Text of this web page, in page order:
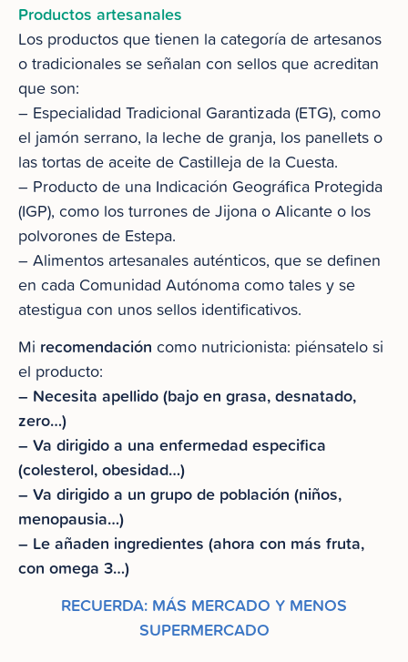
Productos artesanales
Los productos que tienen la categoría de artesanos
o tradicionales se señalan con sellos que acreditan
que son:
– Especialidad Tradicional Garantizada (ETG), como
el jamón serrano, la leche de granja, los panellets o
las tortas de aceite de Castilleja de la Cuesta.
– Producto de una Indicación Geográfica Protegida
(IGP), como los turrones de Jijona o Alicante o los
polvorones de Estepa.
– Alimentos artesanales auténticos, que se definen
en cada Comunidad Autónoma como tales y se
atestigua con unos sellos identificativos.
Mi recomendación como nutricionista: piénsatelo si
el producto:
– Necesita apellido (bajo en grasa, desnatado,
zero…)
– Va dirigido a una enfermedad especifica
(colesterol, obesidad…)
– Va dirigido a un grupo de población (niños,
menopausia…)
– Le añaden ingredientes (ahora con más fruta,
con omega 3…)
RECUERDA: MÁS MERCADO Y MENOS
SUPERMERCADO